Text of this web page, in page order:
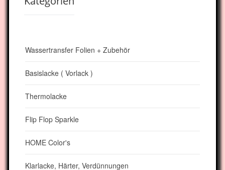
Wassertransfer Folien + Zubehör
Basislacke ( Vorlack )
Thermolacke
Flip Flop Sparkle
HOME Color's
Klarlacke, Härter, Verdünnungen